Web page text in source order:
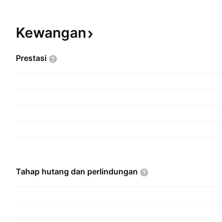
Kewangan
Prestasi
Tahap hutang dan perlindungan